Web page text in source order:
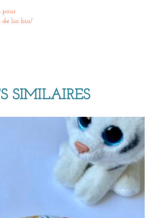
pour
de lin bio/
SIMILAIRES